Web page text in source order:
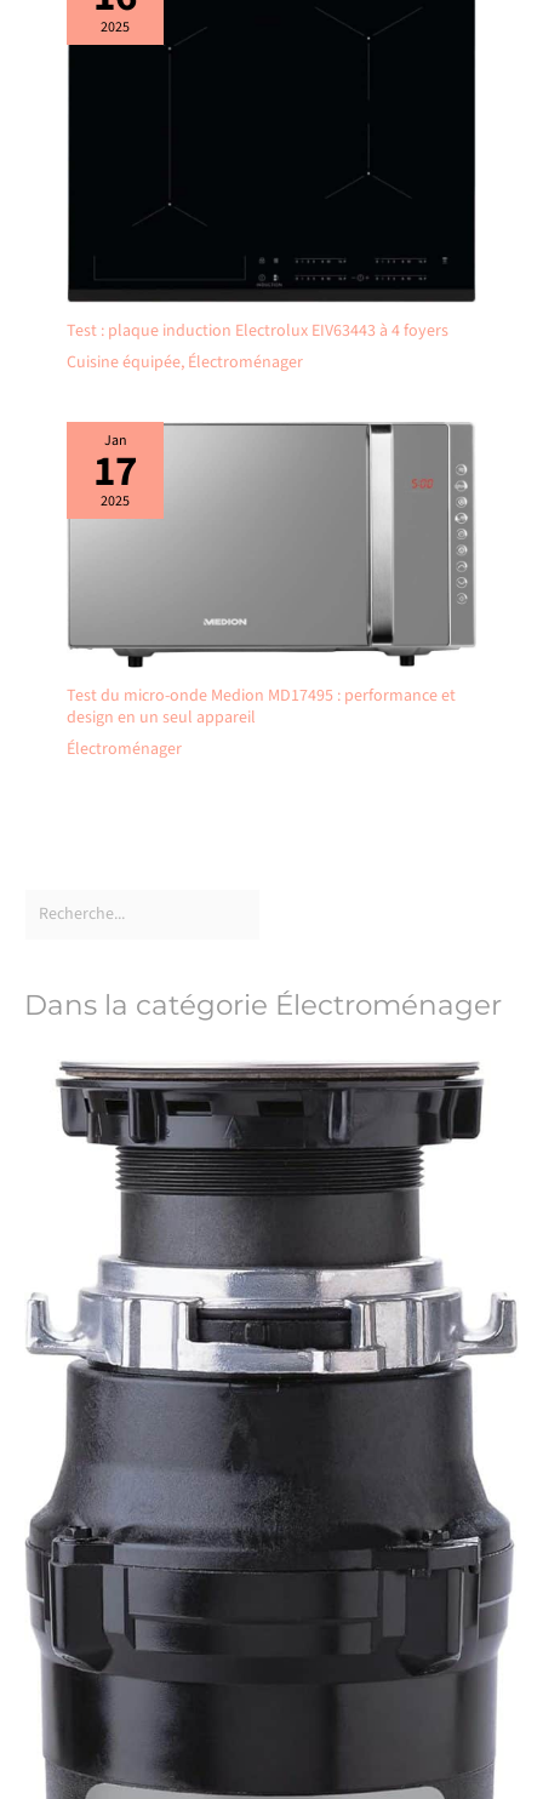
2025
Test : plaque induction Electrolux EIV63443 à 4 foyers
Cuisine équipée, Électroménager
Jan
17
2025
Test du micro-onde Medion MD17495 : performance et
design en un seul appareil
Électroménager
Dans la catégorie Électroménager